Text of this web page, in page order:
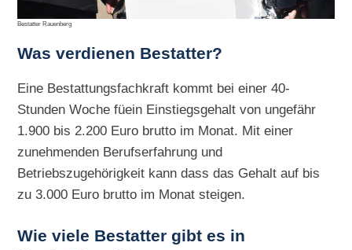
Bestatter Rauenberg
Was verdienen Bestatter?
Eine Bestattungsfachkraft kommt bei einer 40-
Stunden Woche füein Einstiegsgehalt von ungefähr
1.900 bis 2.200 Euro brutto im Monat. Mit einer
zunehmenden Berufserfahrung und
Betriebszugehörigkeit kann dass das Gehalt auf bis
zu 3.000 Euro brutto im Monat steigen.
Wie viele Bestatter gibt es in